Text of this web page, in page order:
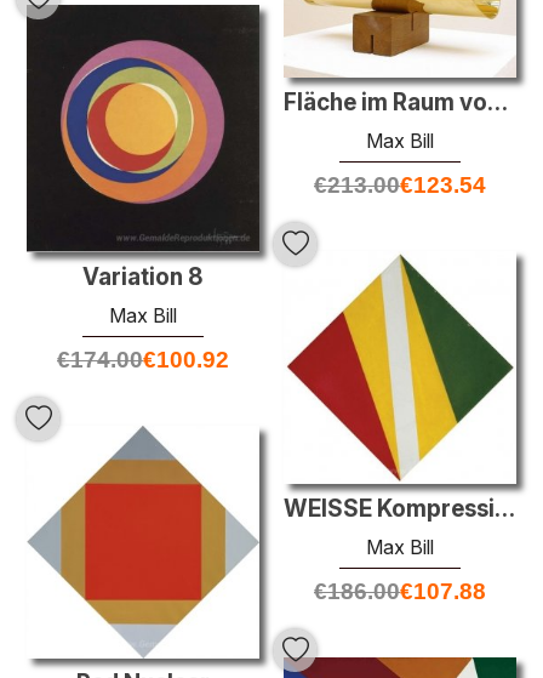
Fläche im Raum von Einer Linie Begrenzt
Max Bill
€213.00€123.54
Variation 8
Max Bill
€174.00€100.92
WEISSE Kompression AUS KOMPLEMENTÄRFARBEN
Max Bill
€186.00€107.88